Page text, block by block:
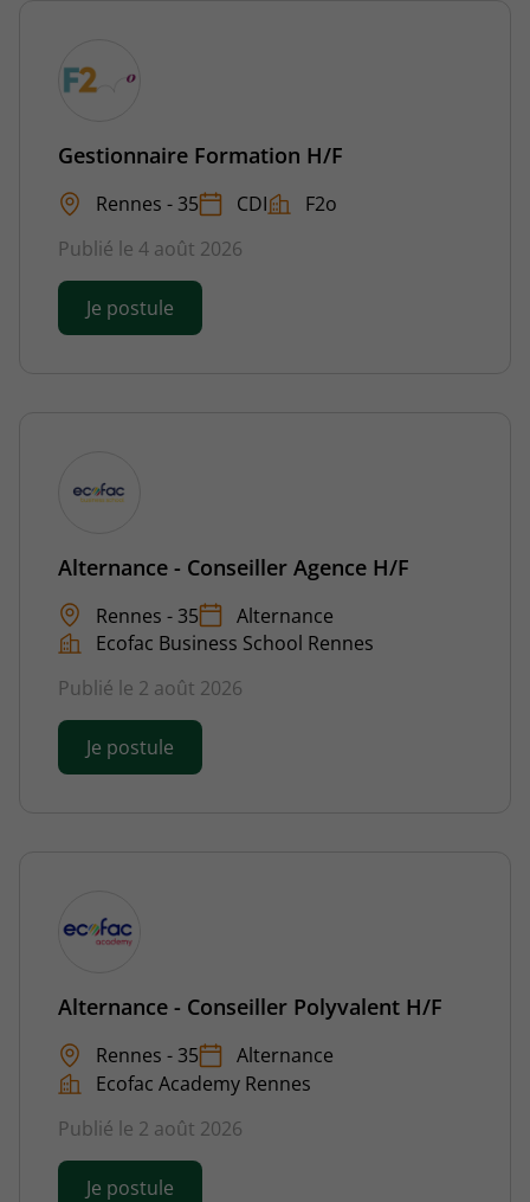
Gestionnaire Formation H/F
Rennes - 35 CDI
F2o
Publié le 4 août 2026
Je postule
Alternance - Conseiller Agence H/F
Rennes - 35
Alternance
Ecofac Business School Rennes
Publié le 2 août 2026
Je postule
Alternance - Conseiller Polyvalent H/F
Rennes - 35
Alternance
Ecofac Academy Rennes
Publié le 2 août 2026
Je postule